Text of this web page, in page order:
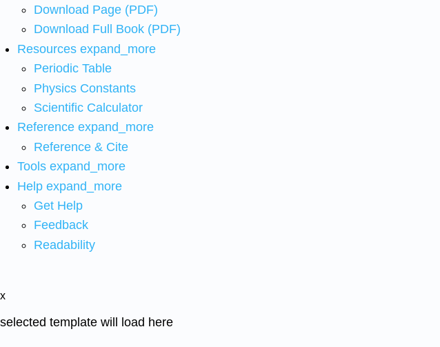
Download Page (PDF)
Download Full Book (PDF)
Resources expand_more
Periodic Table
Physics Constants
Scientific Calculator
Reference expand_more
Reference & Cite
Tools expand_more
Help expand_more
Get Help
Feedback
Readability
x
selected template will load here